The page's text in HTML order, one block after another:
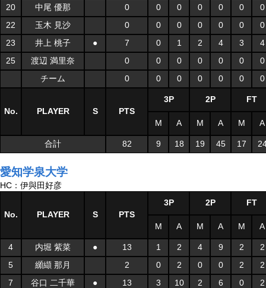
20
中尾 優那 0 0 0 0 0 0
0
22
玉木 見沙 0 0 0 0 0 0
0
23
井上 桃子 ● 7 0 1 2 4 3
4
25
渡辺 満里奈 0 0 0 0 0 0
0
チーム
0 0 0 0 0 0 0
No. PLAYER S PTS
3P 2P FT
M A M A M A
合計 82 9 18 19 45 17
愛知学泉大学
HC：伊與田好彦
No. PLAYER S PTS
3P 2P FT
M A M A M A
4 内堀 紫菜 ● 13 1 2 4 9 2
2
5
纐纈 那月 2 0 2 0 0 2
2
7
谷口 二千華 ● 13 3 10 2 6 0
2